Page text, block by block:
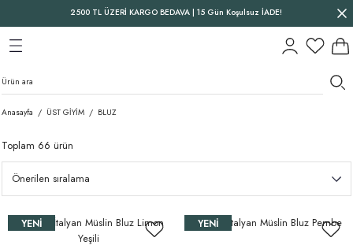
2500 TL ÜZERİ KARGO BEDAVA | 15 Gün Koşulsuz İADE!
Geri Dön
Geri Dön
Geri Dön
Anasayfa ÜST GİYİM BLUZ
Toplam 66 ürün
YENI
Oversize İtalyan Müslin Bluz Limon
Yeşili
YENI
Oversize İtalyan Müslin Bluz Pembe